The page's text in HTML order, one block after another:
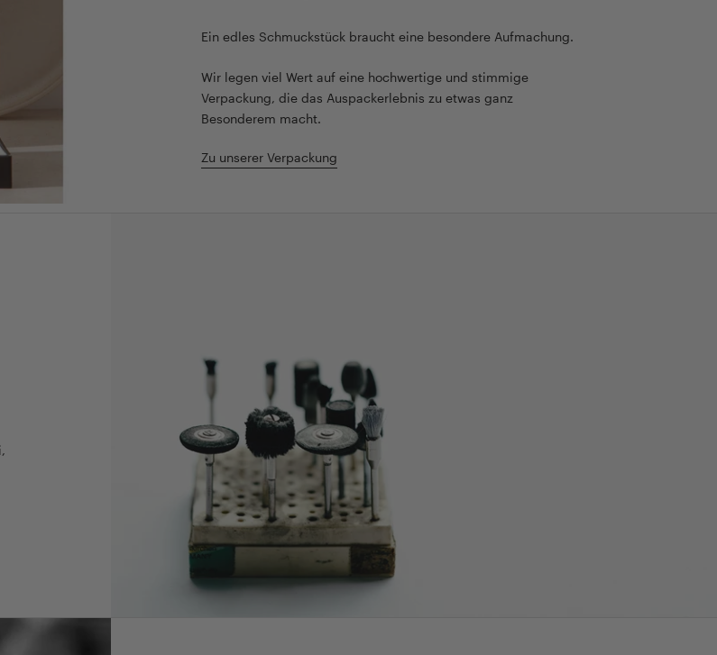
Ein edles Schmuckstück braucht eine besondere Aufmachung.
Wir legen viel Wert auf eine hochwertige und stimmige
Verpackung, die das Auspackerlebnis zu etwas ganz
Besonderem macht.
Zu unserer Verpackung